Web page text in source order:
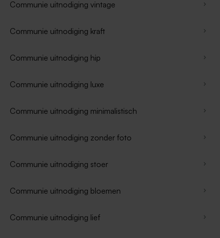
Communie uitnodiging vintage
Communie uitnodiging kraft
Communie uitnodiging hip
Communie uitnodiging luxe
Communie uitnodiging minimalistisch
Communie uitnodiging zonder foto
Communie uitnodiging stoer
Communie uitnodiging bloemen
Communie uitnodiging lief